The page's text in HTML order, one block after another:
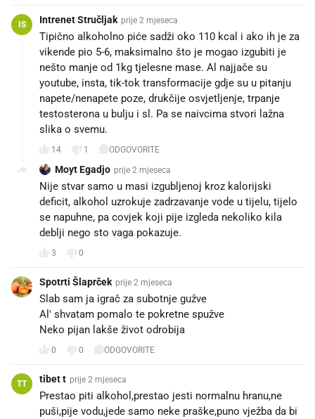
IS Intrenet Stručljak prije 2 mjeseca
Tipično alkoholno piće sadži oko 110 kcal i ako ih je za
vikende pio 5-6, maksimalno što je mogao izgubiti je
nešto manje od 1kg tjelesne mase. Al najjače su
youtube, insta, tik-tok transformacije gdje su u pitanju
napete/nenapete poze, drukčije osvjetljenje, trpanje
testosterona u bulju i sl. Pa se naivcima stvori lažna
slika o svemu.
14 1 ODGOVORITE
Moyt Egadjo prije 2 mjeseca
Nije stvar samo u masi izgubljenoj kroz kalorijski
deficit, alkohol uzrokuje zadrzavanje vode u tijelu, tijelo
se napuhne, pa covjek koji pije izgleda nekoliko kila
deblji nego sto vaga pokazuje.
3 0
Spotrti Šlaprček prije 2 mjeseca
Slab sam ja igrač za subotnje gužve
Al' shvatam pomalo te pokretne spužve
Neko pijan lakše život odrobija
0 0 ODGOVORITE
TT tibet t prije 2 mjeseca
Prestao piti alkohol,prestao jesti normalnu hranu,ne
puši,pije vodu,jede samo neke praške,puno vježba da bi